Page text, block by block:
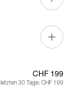
CHF 199
30 Tage: CHF 199